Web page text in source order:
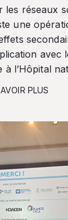
les réseaux
une
avec
l’Hôpital
PLUS